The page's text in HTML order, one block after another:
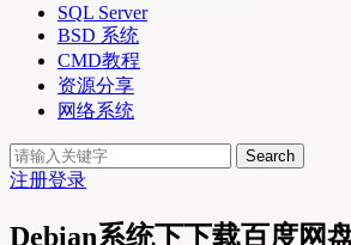
SQL Server
BSD 系统
CMD教程
资源分享
网络系统
Search
注册登录
Debian系统下下载百度网